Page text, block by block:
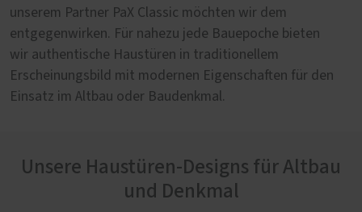
unserem Partner PaX Classic möchten wir dem
entgegenwirken. Für nahezu jede Bauepoche bieten
wir authentische Haustüren in traditionellem
Erscheinungsbild mit modernen Eigenschaften für den
Einsatz im Altbau oder Baudenkmal.
Unsere Haustüren-Designs für Altbau
und Denkmal